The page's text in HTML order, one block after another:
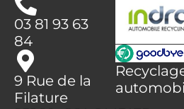
03 81 93 63
84
9 Rue de la
Filature